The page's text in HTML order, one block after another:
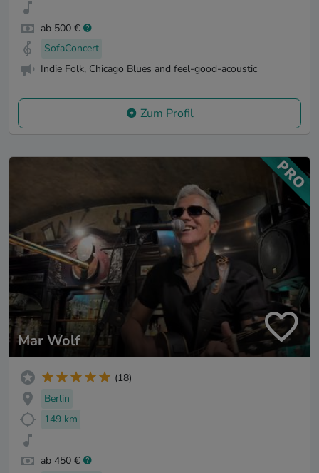
ab 500 €
SofaConcert
Indie Folk, Chicago Blues and feel-good-acoustic
Zum Profil
Mar Wolf
(18)
Berlin
149 km
ab 450 €